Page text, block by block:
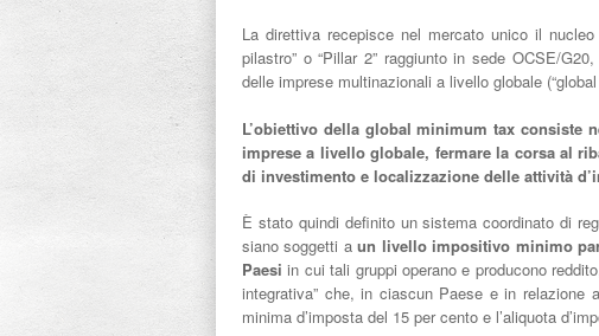
La direttiva recepisce nel mercato unico il
pilastro” o “Pillar 2” raggiunto in sede OCSE/
delle imprese multinazionali a livello globale
L’obiettivo della global minimum tax consiste
imprese a livello globale, fermare la corsa al
di investimento e localizzazione delle attività
È stato quindi definito un sistema coordinato di
siano soggetti aun livello impositivo minimo
Paesi in cui tali gruppi operano e producono
integrativa” che, in ciascun Paese e in relazione
minima d’imposta del 15 per cento e l’aliquota